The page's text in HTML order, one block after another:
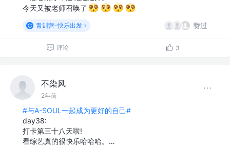
今天又被老师召唤了
青训营-快乐出发 赞过
评论 3
不染风
2年前
#与A-SOUL一起成为更好的自己#
day38:
打卡第三十八天啦!
看综艺真的很快乐哈哈哈。…